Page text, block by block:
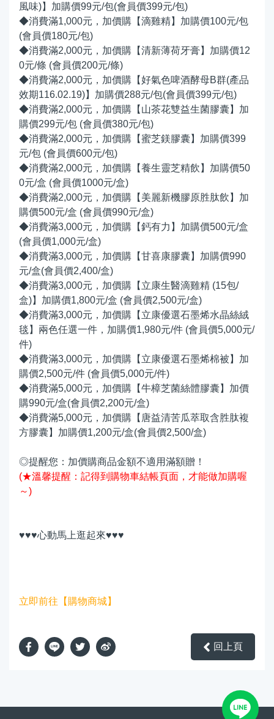
風味)】加購價99元/包(會員價399元/包)
◆消費滿1,000元，加價購【滴雞精】加購價100元/包
(會員價180元/包)
◆消費滿2,000元，加價購【清新薄荷牙膏】加購價12
0元/條 (會員價200元/條)
◆消費滿2,000元，加價購【好氣色啤酒酵母B群(產品
效期116.02.19)】加購價288元/包(會員價399元/包)
◆消費滿2,000元，加價購【山茶花雙益生菌膠囊】加
購價299元/包 (會員價380元/包)
◆消費滿2,000元，加價購【蜜芝鎂膠囊】加購價399
元/包 (會員價600元/包)
◆消費滿2,000元，加價購【養生靈芝精飲】加購價50
0元/盒 (會員價1000元/盒)
◆消費滿2,000元，加價購【美麗新機膠原胜肽飲】加
購價500元/盒 (會員價990元/盒)
◆消費滿3,000元，加價購【鈣有力】加購價500元/盒
(會員價1,000元/盒)
◆消費滿3,000元，加價購【甘喜康膠囊】加購價990
元/盒(會員價2,400/盒)
◆消費滿3,000元，加價購【立康生醫滴雞精 (15包/
盒)】加購價1,800元/盒 (會員價2,500元/盒)
◆消費滿3,000元，加價購【立康優選石墨烯水晶絲絨
毯】兩色任選一件，加購價1,980元/件 (會員價5,000元/
件)
◆消費滿3,000元，加價購【立康優選石墨烯棉被】加
購價2,500元/件 (會員價5,000元/件)
◆消費滿5,000元，加價購【牛樟芝菌絲體膠囊】加價
購990元/盒(會員價2,200元/盒)
◆消費滿5,000元，加價購【唐益清苦瓜萃取含胜肽複
方膠囊】加購價1,200元/盒(會員價2,500/盒)
◎提醒您：加價購商品金額不適用滿額贈！
(★溫馨提醒：記得到購物車結帳頁面，才能做加購喔
～)
♥♥♥心動馬上逛起來♥♥♥
立即前往【購物商城】
回上頁